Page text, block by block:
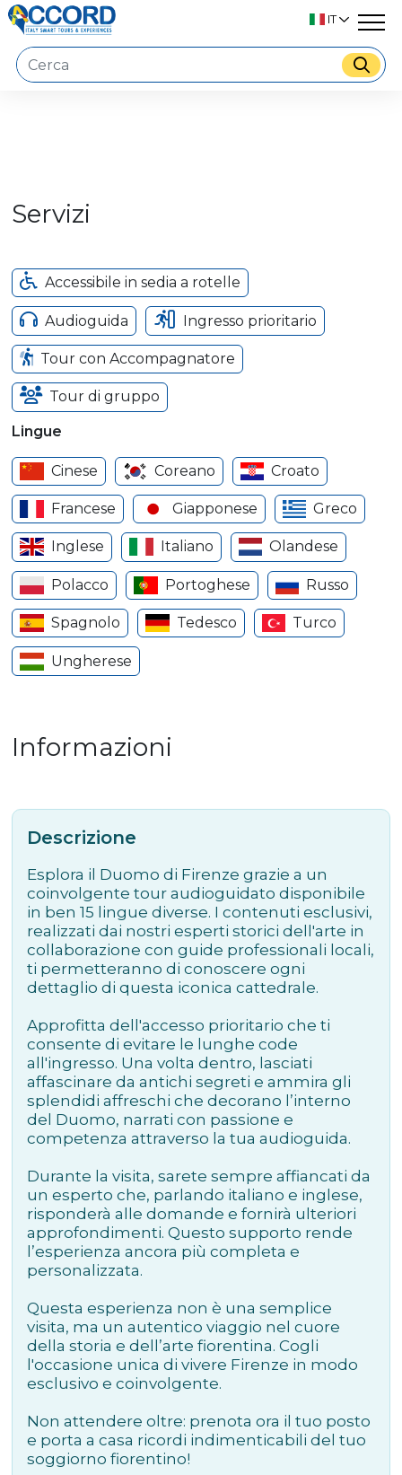
IT
Servizi
Accessibile in sedia a rotelle
Audioguida Ingresso prioritario
Tour con Accompagnatore
Tour di gruppo
Lingue
Cinese Coreano Croato
Francese Giapponese Greco
Inglese Italiano Olandese
Polacco Portoghese Russo
Spagnolo Tedesco Turco
Ungherese
Informazioni
Descrizione
Esplora il Duomo di Firenze grazie a un
coinvolgente tour audioguidato disponibile
in ben 15 lingue diverse. I contenuti esclusivi,
realizzati dai nostri esperti storici dell'arte in
collaborazione con guide professionali locali,
ti permetteranno di conoscere ogni
dettaglio di questa iconica cattedrale.
Approfitta dell'accesso prioritario che ti
consente di evitare le lunghe code
all'ingresso. Una volta dentro, lasciati
affascinare da antichi segreti e ammira gli
splendidi affreschi che decorano l’interno
del Duomo, narrati con passione e
competenza attraverso la tua audioguida.
Durante la visita, sarete sempre affiancati da
un esperto che, parlando italiano e inglese,
risponderà alle domande e fornirà ulteriori
approfondimenti. Questo supporto rende
l’esperienza ancora più completa e
personalizzata.
Questa esperienza non è una semplice
visita, ma un autentico viaggio nel cuore
della storia e dell’arte fiorentina. Cogli
l'occasione unica di vivere Firenze in modo
esclusivo e coinvolgente.
Non attendere oltre: prenota ora il tuo posto
e porta a casa ricordi indimenticabili del tuo
soggiorno fiorentino!